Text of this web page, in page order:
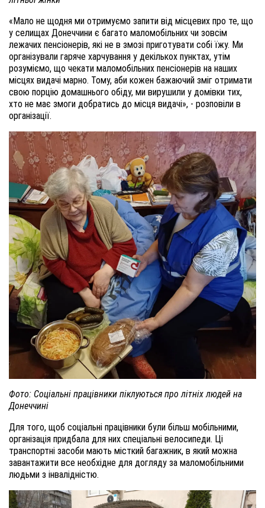
«Мало не щодня ми отримуємо запити від місцевих про те, що
у селищах Донеччини є багато маломобільних чи зовсім
лежачих пенсіонерів, які не в змозі приготувати собі їжу. Ми
організували гаряче харчування у декількох пунктах, утім
розуміємо, що чекати маломобільних пенсіонерів на наших
місцях видачі марно. Тому, аби кожен бажаючий зміг отримати
свою порцію домашнього обіду, ми вирушили у домівки тих,
хто не має змоги добратись до місця видачі», - розповіли в
організації.
Фото: Соціальні працівники піклуються про літніх людей на
Донеччині
Для того, щоб соціальні працівники були більш мобільними,
організація придбала для них спеціальні велосипеди. Ці
транспортні засоби мають місткий багажник, в який можна
завантажити все необхідне для догляду за маломобільними
людьми з інвалідністю.